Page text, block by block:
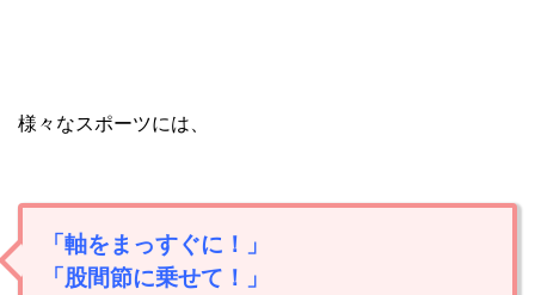
様々なスポーツには、
「軸をまっすぐに！」
「股間節に乗せて！」